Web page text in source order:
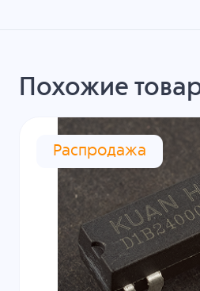
Похожие
Распродажа